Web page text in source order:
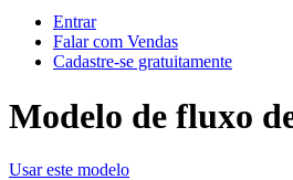
Entrar
Falar com Vendas
Cadastre‐se gratuitamente
Modelo de fluxo
Usar este modelo